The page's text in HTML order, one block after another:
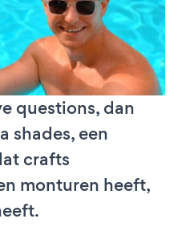
questions, dan
shades, een
crafts
monturen heeft,